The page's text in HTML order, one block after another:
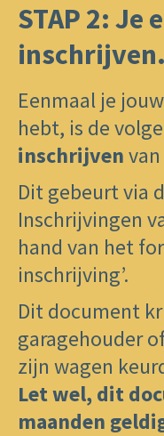
STAP 2: Je
inschrijven.
​Eenmaal je
hebt, is de
inschrijven
Dit gebeurt via
Inschrijvingen
hand van het
inschrijving’.
Dit document
garagehouder
zijn wagen
Let wel, dit
maanden